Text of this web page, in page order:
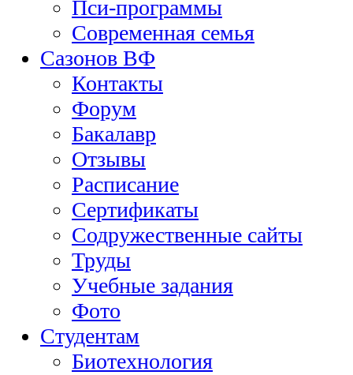
Пси-программы
Современная семья
Сазонов ВФ
Контакты
Форум
Бакалавр
Отзывы
Расписание
Сертификаты
Содружественные сайты
Труды
Учебные задания
Фото
Студентам
Биотехнология